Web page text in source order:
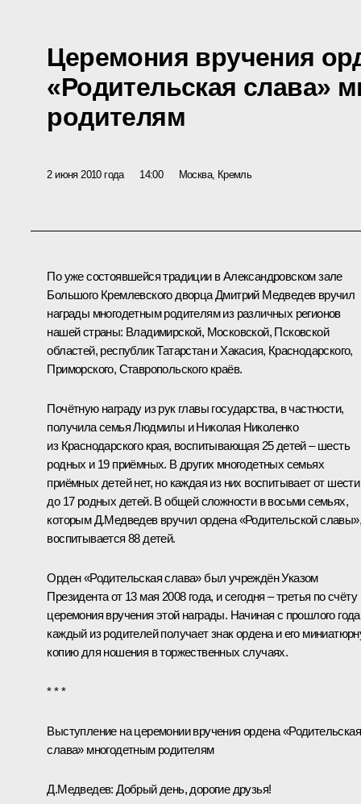
Церемония вручения
«Родительская слава»
родителям
2 июня 2010 года 14:00 Москва, Кремль
По уже состоявшейся традиции в Александровском зале
Большого Кремлевского дворца Дмитрий Медведев вручил
награды многодетным родителям из различных регионов
нашей страны: Владимирской, Московской, Псковской
областей, республик Татарстан и Хакасия, Краснодарского,
Приморского, Ставропольского краёв.
Почётную награду из рук главы государства, в частности,
получила семья Людмилы и Николая Николенко
из Краснодарского края, воспитывающая 25 детей – шесть
родных и 19 приёмных. В других многодетных семьях
приёмных детей нет, но каждая из них воспитывает от шести
до 17 родных детей. В общей сложности в восьми семьях,
которым Д.Медведев вручил ордена «Родительской славы»
воспитывается 88 детей.
Орден «Родительская слава» был учреждёнУказом
Президента от 13 мая 2008 года, и сегодня – третья по счёту
церемония вручения этой награды. Начиная с прошлого года
каждый из родителей получает знак ордена и его
копию для ношения в торжественных случаях.
* * *
Выступление на церемонии вручения ордена «Родительская
слава» многодетным родителям
Д.Медведев: Добрый день, дорогие друзья!